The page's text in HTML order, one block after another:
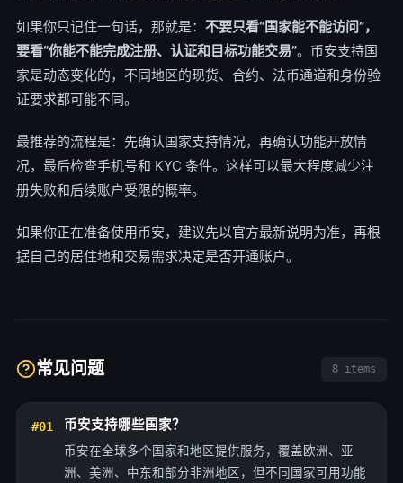
如果你只记住一句话，那就是： 不要只看“国家能不能访问”，
要看“你能不能完成注册、认证和目标功能交易”。币安支持国
家是动态变化的，不同地区的现货、合约、法币通道和身份验
证要求都可能不同。
最推荐的流程是：先确认国家支持情况，再确认功能开放情
况，最后检查手机号和 KYC 条件。这样可以最大程度减少注
册失败和后续账户受限的概率。
如果你正在准备使用币安，建议先以官方最新说明为准，再根
据自己的居住地和交易需求决定是否开通账户。
常见问题 8 items
#01 币安支持哪些国家？
币安在全球多个国家和地区提供服务，覆盖欧洲、亚
洲、美洲、中东和部分非洲地区，但不同国家可用功能